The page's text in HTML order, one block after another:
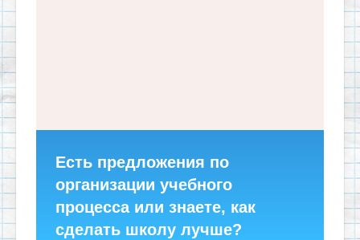
Есть предложения по
организации учебного
процесса или знаете, как
сделать школу лучше?